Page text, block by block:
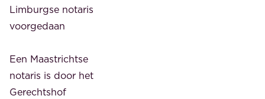
Limburgse notaris
voorgedaan
Een Maastrichtse
notaris is door het
Gerechtshof